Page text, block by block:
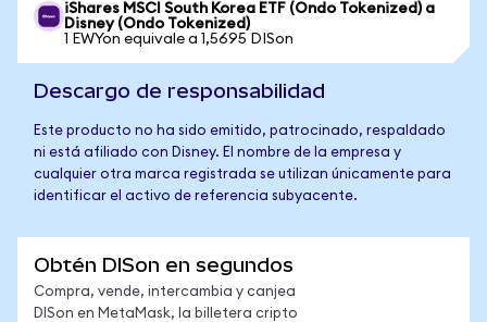
iShares MSCI South Korea ETF (Ondo Tokenized) a
Disney (Ondo Tokenized)
1 EWYon equivale a 1,5695 DISon
Descargo de responsabilidad
Este producto no ha sido emitido, patrocinado, respaldado
ni está afiliado con Disney. El nombre de la empresa y
cualquier otra marca registrada se utilizan únicamente para
identificar el activo de referencia subyacente.
Obtén DISon en segundos
Compra, vende, intercambia y canjea
DISon en MetaMask, la billetera cripto